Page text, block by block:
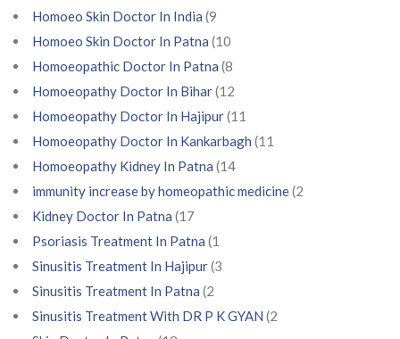
Homoeo Skin Doctor In India (9
Homoeo Skin Doctor In Patna (10
Homoeopathic Doctor In Patna (8
Homoeopathy Doctor In Bihar(12
Homoeopathy Doctor In Hajipur(11
Homoeopathy Doctor In Kankarbagh (11
Homoeopathy Kidney In Patna (14
immunity increase by homeopathic medicine(2
Kidney Doctor In Patna (17
Psoriasis Treatment In Patna (1
Sinusitis Treatment In Hajipur(3
Sinusitis Treatment In Patna (2
Sinusitis Treatment With DR P K GYAN (2